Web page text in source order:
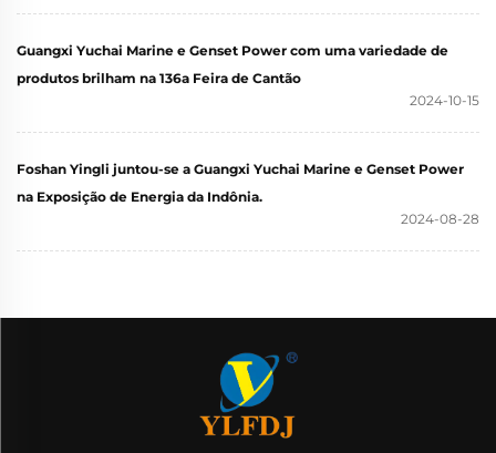
Guangxi Yuchai Marine e Genset Power com uma variedade de
produtos brilham na 136a Feira de Cantão
2024-10-15
Foshan Yingli juntou-se a Guangxi Yuchai Marine e Genset Power
na Exposição de Energia da Indônia.
2024-08-28